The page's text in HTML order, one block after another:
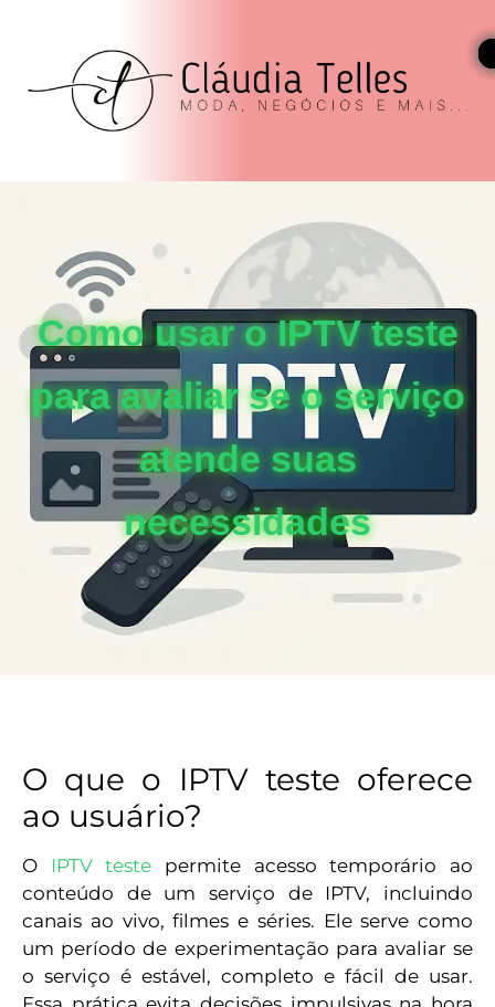
Como usar o IPTV teste
para avaliar se o serviço
atende suas
necessidades
O que o IPTV teste oferece
ao usuário?
O IPTV teste permite acesso temporário ao
conteúdo de um serviço de IPTV, incluindo
canais ao vivo, filmes e séries. Ele serve como
um período de experimentação para avaliar se
o serviço é estável, completo e fácil de usar.